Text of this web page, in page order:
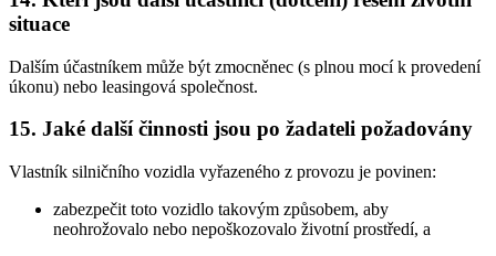
situace
Dalším účastníkem může být zmocněnec (s plnou mocí k provedení
úkonu) nebo leasingová společnost.
15. Jaké další činnosti jsou po žadateli požadovány
Vlastník silničního vozidla vyřazeného z provozu je povinen:
zabezpečit toto vozidlo takovým způsobem, aby
neohrožovalo nebo nepoškozovalo životní prostředí, a